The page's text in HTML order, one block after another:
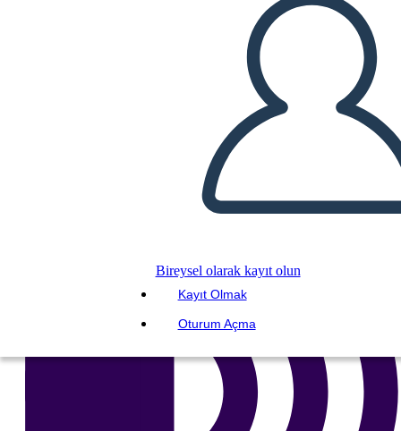
Bireysel olarak kayıt olun
Kayıt Olmak
Oturum Açma
Yatay Zaman Çizelgesi
Bu Öykü Panosunu kopyala
BİR HİKAYE PANOSU OLUŞTUR
SLAYT GÖSTERİSİNİ OYNAT
BENİ OKU